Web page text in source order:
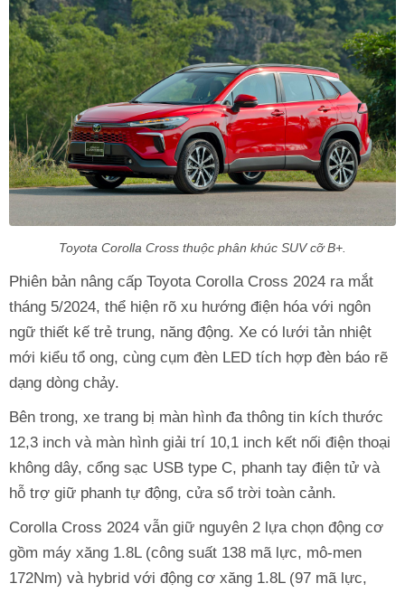
Toyota Corolla Cross thuộc phân khúc SUV cỡ B+.
Phiên bản nâng cấp Toyota Corolla Cross 2024 ra mắt
tháng 5/2024, thể hiện rõ xu hướng điện hóa với ngôn
ngữ thiết kế trẻ trung, năng động. Xe có lưới tản nhiệt
mới kiểu tổ ong, cùng cụm đèn LED tích hợp đèn báo rẽ
dạng dòng chảy.
Bên trong, xe trang bị màn hình đa thông tin kích thước
12,3 inch và màn hình giải trí 10,1 inch kết nối điện thoại
không dây, cổng sạc USB type C, phanh tay điện tử và
hỗ trợ giữ phanh tự động, cửa sổ trời toàn cảnh.
Corolla Cross 2024 vẫn giữ nguyên 2 lựa chọn động cơ
gồm máy xăng 1.8L (công suất 138 mã lực, mô-men
172Nm) và hybrid với động cơ xăng 1.8L (97 mã lực,